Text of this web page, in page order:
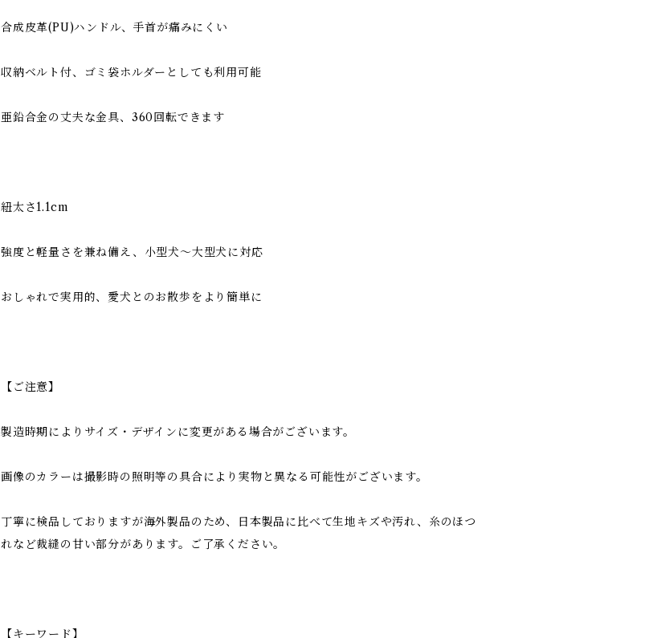
合成皮革(PU)ハンドル、手首が痛みにくい
収納ベルト付、ゴミ袋ホルダーとしても利用可能
亜鉛合金の丈夫な金具、360回転できます
紐太さ1.1cm
強度と軽量さを兼ね備え、小型犬〜大型犬に対応
おしゃれで実用的、愛犬とのお散歩をより簡単に
【ご注意】
製造時期によりサイズ・デザインに変更がある場合がございます。
画像のカラーは撮影時の照明等の具合により実物と異なる可能性がございます。
丁寧に検品しておりますが海外製品のため、日本製品に比べて生地キズや汚れ、糸のほつ
れなど裁縫の甘い部分があります。ご了承ください。
【キーワード】